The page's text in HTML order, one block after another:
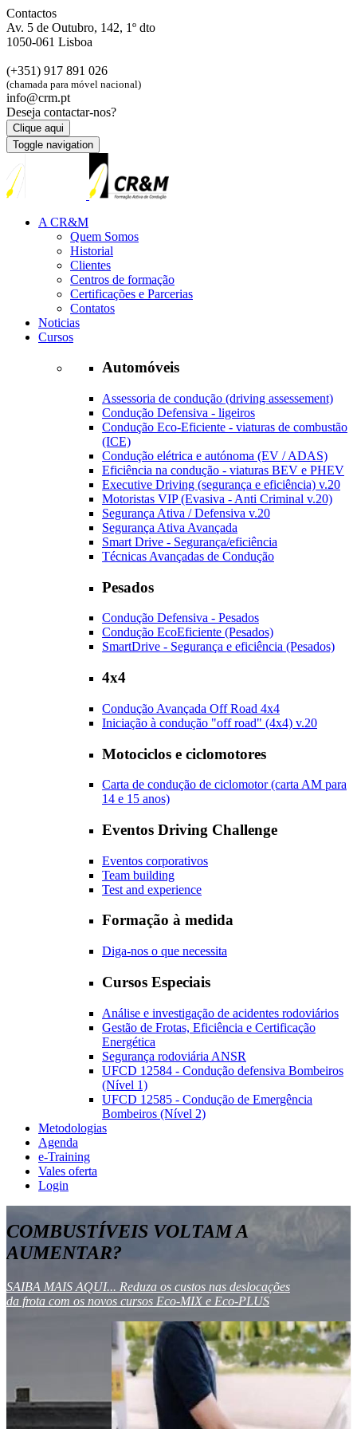
Contactos
Av. 5 de Outubro, 142, 1º dto
1050-061 Lisboa
(+351) 917 891 026
(chamada para móvel nacional)
info@crm.pt
Deseja contactar-nos?
Clique aqui
Toggle navigation
A CR&M
Quem Somos
Historial
Clientes
Centros de formação
Certificações e Parcerias
Contatos
Noticias
Cursos
Automóveis
Assessoria de condução (driving assessement)
Condução Defensiva - ligeiros
Condução Eco-Eficiente - viaturas de combustão
(ICE)
Condução elétrica e autónoma (EV / ADAS)
Eficiência na condução - viaturas BEV e PHEV
Executive Driving (segurança e eficiência) v.20
Motoristas VIP (Evasiva - Anti Criminal v.20)
Segurança Ativa / Defensiva v.20
Segurança Ativa Avançada
Smart Drive - Segurança/eficiência
Técnicas Avançadas de Condução
Pesados
Condução Defensiva - Pesados
Condução EcoEficiente (Pesados)
SmartDrive - Segurança e eficiência (Pesados)
4x4
Condução Avançada Off Road 4x4
Iniciação à condução "off road" (4x4) v.20
Motociclos e ciclomotores
Carta de condução de ciclomotor (carta AM para
14 e 15 anos)
Eventos Driving Challenge
Eventos corporativos
Team building
Test and experience
Formação à medida
Diga-nos o que necessita
Cursos Especiais
Análise e investigação de acidentes rodoviários
Gestão de Frotas, Eficiência e Certificação
Energética
Segurança rodoviária ANSR
UFCD 12584 - Condução defensiva Bombeiros
(Nível 1)
UFCD 12585 - Condução de Emergência
Bombeiros (Nível 2)
Metodologias
Agenda
e-Training
Vales oferta
Login
COMBUSTÍVEIS VOLTAM A
AUMENTAR?
SAIBA MAIS AQUI... Reduza os custos nas deslocações
da frota com os novos cursos Eco-MIX e Eco-PLUS